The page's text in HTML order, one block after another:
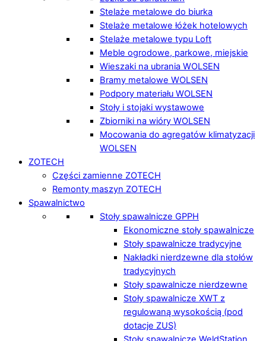
Stelaże metalowe do biurka
Stelaże metalowe łóżek hotelowych
Stelaże metalowe typu Loft
Meble ogrodowe, parkowe, miejskie
Wieszaki na ubrania WOLSEN
Bramy metalowe WOLSEN
Podpory materiału WOLSEN
Stoły i stojaki wystawowe
Zbiorniki na wióry WOLSEN
Mocowania do agregatów klimatyzacji
WOLSEN
ZOTECH
Części zamienne ZOTECH
Remonty maszyn ZOTECH
Spawalnictwo
Stoły spawalnicze GPPH
Ekonomiczne stoły spawalnicze
Stoły spawalnicze tradycyjne
Nakładki nierdzewne dla stołów
tradycyjnych
Stoły spawalnicze nierdzewne
Stoły spawalnicze XWT z
regulowaną wysokością (pod
dotacje ZUS)